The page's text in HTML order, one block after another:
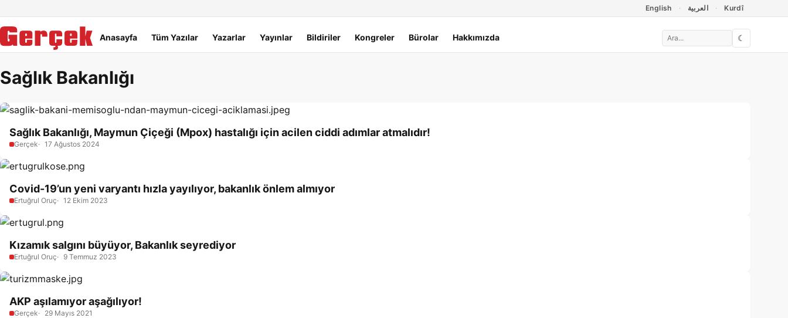
English العربية Kurdî
Ana menü
Anasayfa Tüm Yazılar Yazarlar Yayınlar Bildiriler Kongreler Bürolar Hakkımızda ☾
Sağlık Bakanlığı
Sağlık Bakanlığı, Maymun Çiçeği (Mpox) hastalığı için acilen ciddi adımlar atmalıdır!
Gerçek 17 Ağustos 2024
Covid-19’un yeni varyantı hızla yayılıyor, bakanlık önlem almıyor
Ertuğrul Oruç 12 Ekim 2023
Kızamık salgını büyüyor, Bakanlık seyrediyor
Ertuğrul Oruç 9 Temmuz 2023
AKP aşılamıyor aşağılıyor!
Gerçek 29 Mayıs 2021